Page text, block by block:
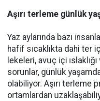
Aşırı terleme günlük
Yaz aylarında bazı
hafif sıcaklıkta dahi ter
lekeleri, avuç içi
sorunlar, günlük
olabiliyor. Aşırı terleme
ortamlardan